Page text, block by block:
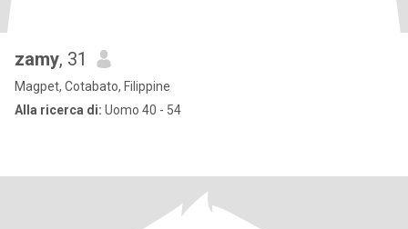
zamy, 31
Magpet, Cotabato, Filippine
Alla ricerca di: Uomo 40 - 54